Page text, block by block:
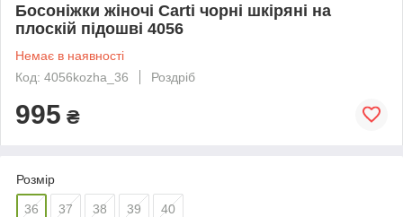
Босоніжки жіночі Carti чорні шкіряні на
плоскій підошві 4056
Немає в наявності
Код: 4056kozha_36
Роздріб
995 ₴
Розмір
36 37 38 39 40